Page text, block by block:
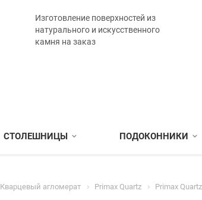
Изготовление поверхностей из
натурального и искусственного
камня на заказ
СТОЛЕШНИЦЫ ПОДОКОННИКИ
Кварцевый агломерат Primax Quartz Primax